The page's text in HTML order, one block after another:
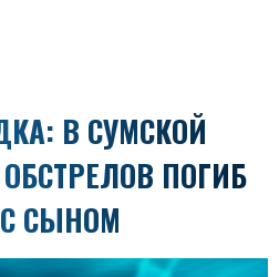
В СУМСКОЙ
ПОГИБ
СЫНОМ